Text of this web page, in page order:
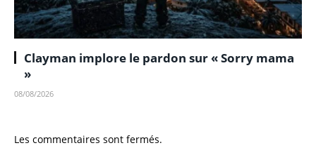
Clayman implore le pardon sur « Sorry mama
»
08/08/2026
Les commentaires sont fermés.